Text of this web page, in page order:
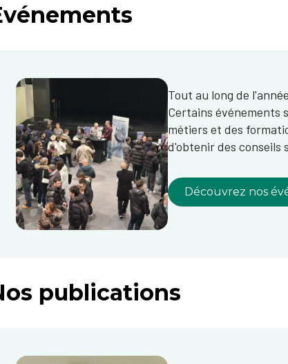
Tout au long de
Certains événements
métiers et des
d'obtenir des conseils
Découvrez nos
publications